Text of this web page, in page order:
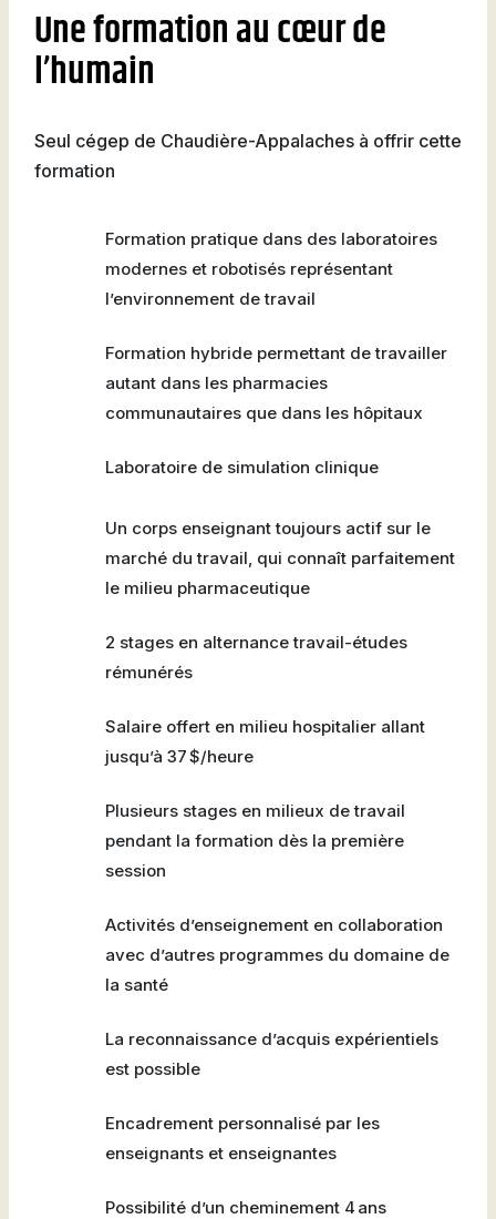
Une formation au cœur de
l’humain
Seul cégep de Chaudière-Appalaches à offrir cette
formation
Formation pratique dans des laboratoires
modernes et robotisés représentant
l’environnement de travail
Formation hybride permettant de travailler
autant dans les pharmacies
communautaires que dans les hôpitaux
Laboratoire de simulation clinique
Un corps enseignant toujours actif sur le
marché du travail, qui connaît parfaitement
le milieu pharmaceutique
2 stages en alternance travail-études
rémunérés
Salaire offert en milieu hospitalier allant
jusqu’à 37 $/heure
Plusieurs stages en milieux de travail
pendant la formation dès la première
session
Activités d’enseignement en collaboration
avec d’autres programmes du domaine de
la santé
La reconnaissance d’acquis expérientiels
est possible
Encadrement personnalisé par les
enseignants et enseignantes
Possibilité d’un cheminement 4 ans